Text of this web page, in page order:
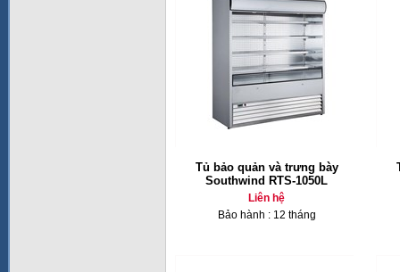
Tủ bảo quản và trưng bày
Southwind RTS-1050L
Liên hệ
Bảo hành : 12 tháng